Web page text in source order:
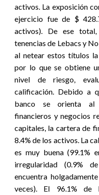
activos. La exposición
ejercicio fue de $
activos). De ese total,
tenencias de Lebacs y
al netear estos títulos
por lo que se obtiene
nivel de riesgo,
calificación. Debido a
banco se orienta al
financieros y negocios
capitales, la cartera de
8.4% de los activos. La
es muy buena (99.1%
irregularidad (0.9%
encuentra
veces). El 96.1% de